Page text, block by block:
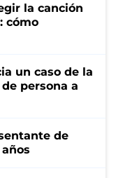
la canción
cómo
un caso de la
persona a
de